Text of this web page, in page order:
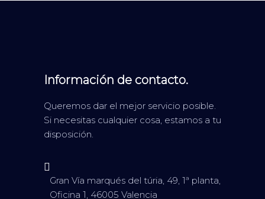
Información de contacto.
Queremos dar el mejor servicio posible.
Si necesitas cualquier cosa, estamos a tu
disposición.
Gran Vía marqués del túria, 49, 1ª planta,
Oficina 1, 46005 Valencia